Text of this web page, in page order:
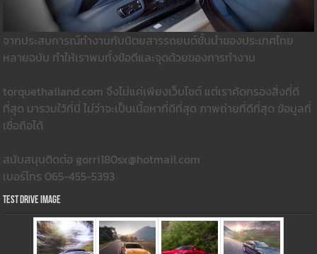
จากประสบการณ์ทำงานกับนิตยสารรถยนต์ชั้นนำของประเทศไทย
หลายฉบับ ทำให้เราพบทั้งข้อดีและจุดด้วยของการทำงาน
torquethailand.com จึงไม่แค่เพียงเว็บไซต์ แต่เราคัดกรองสิ่งที่ดี
ที่สุด มารวมใว้ที่นี่ ไม่ว่าจะเป็นเนื้อหาที่ดีที่สุด ภาพถ่ายที่ดีที่สุด ข้อมูลที่
เชื่อถือได้
สนับสนุนติดต่อ gorri180sx@hotmail.com
เบอร์โทร 065-455-5393
Test Drive Image